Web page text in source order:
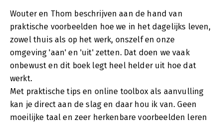
Wouter en Thom beschrijven aan de hand van
praktische voorbeelden hoe we in het dagelijks leven,
zowel thuis als op het werk, onszelf en onze
omgeving 'aan' en 'uit' zetten. Dat doen we vaak
onbewust en dit boek legt heel helder uit hoe dat
werkt.
Met praktische tips en online toolbox als aanvulling
kan je direct aan de slag en daar hou ik van. Geen
moeilijke taal en zeer herkenbare voorbeelden leren